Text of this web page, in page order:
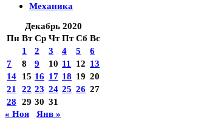
Механика
Декабрь 2020
Пн Вт Ср Чт Пт Сб Вс
1
2 3 4 5
6
7
8 9 10 11 12 13
14
15 16 17 18 19 20
21
22 23 24 25 26 27
28
29 30 31
« Ноя
Янв »